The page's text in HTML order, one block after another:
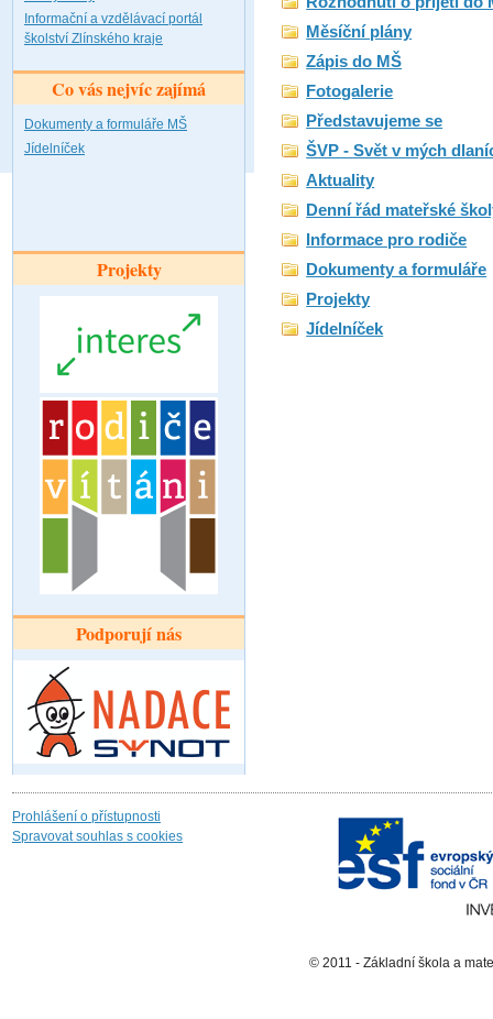
Informační a vzdělávací portál
školství Zlínského kraje
Co vás nejvíc zajímá
Dokumenty a formuláře MŠ
Jídelníček
Projekty
Podporují nás
Měsíční plány
Zápis do MŠ
Fotogalerie
Představujeme se
ŠVP - Svět v mých
Aktuality
Denní řád mateřské
Informace pro rodiče
Dokumenty a formuláře
Projekty
Jídelníček
Prohlášení o přístupnosti
Spravovat souhlas s cookies
© 2011 - Základní škola a